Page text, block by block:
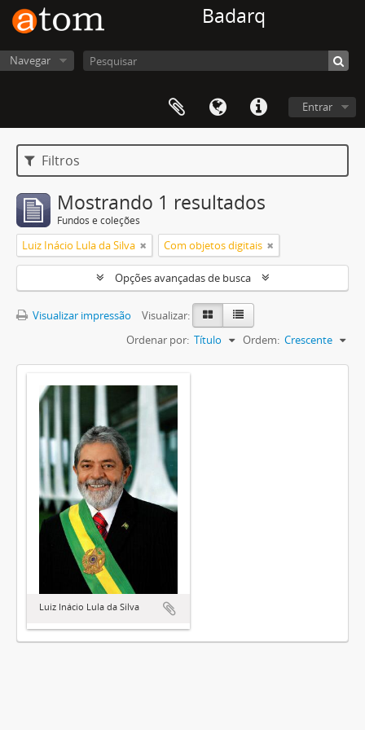
Badarq
Navegar
Entrar
Filtros
Mostrando 1 resultados
Fundos e coleções
Luiz Inácio Lula da Silva Com objetos digitais
Opções avançadas de busca
Visualizar impressão
Visualizar:
Ordenar por: Título Ordem: Crescente
Luiz Inácio Lula da Silva